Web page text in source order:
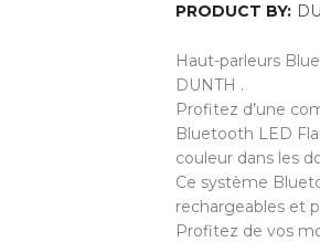
PRODUCT BY:
Haut-parleurs
DUNTH .
Profitez d’une
Bluetooth LED
couleur dans les
Ce système
rechargeables et
Profitez de vos